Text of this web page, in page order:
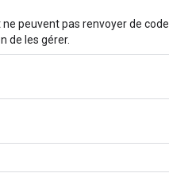
peuvent pas renvoyer de code
de les gérer.